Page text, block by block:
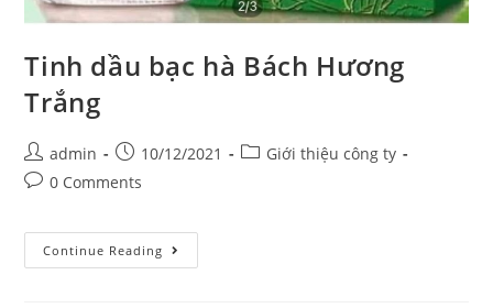
Tinh dầu bạc hà Bách Hương
Trắng
Post
author:
admin
Post
published:
10/12/2021
PostGiới thiệu công ty
Post0 Comments
Continue Reading
dầu